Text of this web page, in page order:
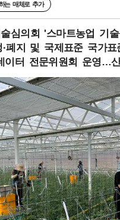
는 매체로 추가
심의회 '스마트농업 기
·폐지 및 국제표준 국가
이터 전문위원회 운영…